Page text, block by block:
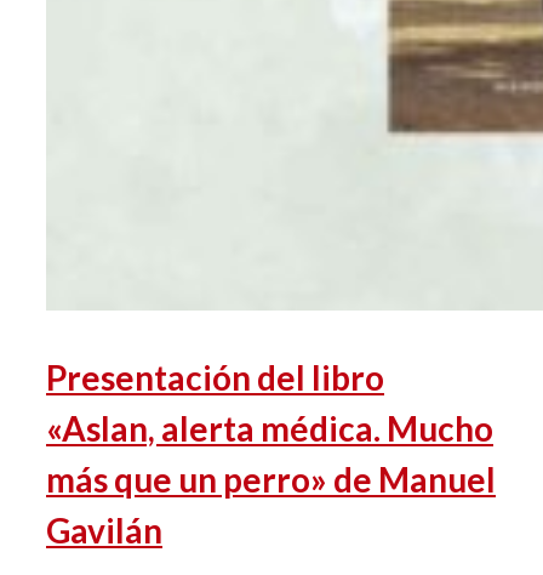
Presentación del libro
«Aslan, alerta médica. Mucho
más que un perro» de Manuel
Gavilán